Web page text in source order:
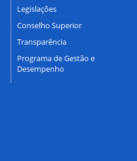
Legislações
Conselho Superior
Transparência
Programa de Gestão e
Desempenho